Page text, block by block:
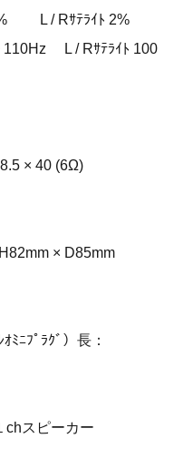
L / Rｻﾃﾗｲﾄ 2%
110Hz L / Rｻﾃﾗｲﾄ 100
× 40 (6Ω)
H82mm × D85mm
ｵﾐﾆﾌﾟﾗｸﾞ）長：
chスピーカー